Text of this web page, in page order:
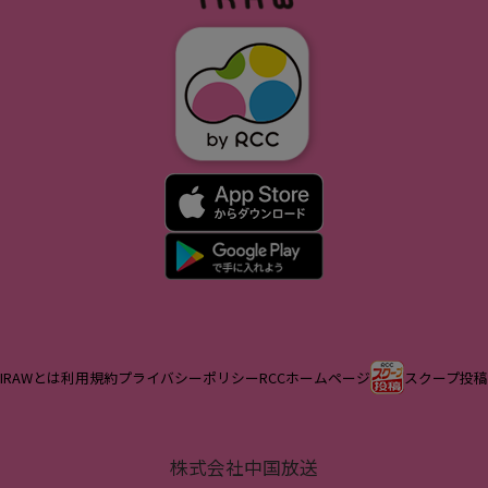
IRAWとは利用規約プライバシーポリシーRCCホームページ スクープ投稿
株式会社中国放送